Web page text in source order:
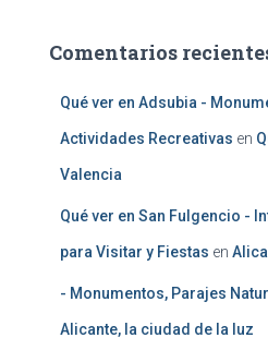
Comentarios
Qué ver en Adsubia -
Actividades Recreativas en
Valencia
Qué ver en San Fulgencio -
para Visitar y Fiestas en
- Monumentos, Parajes
Alicante, la ciudad de la luz